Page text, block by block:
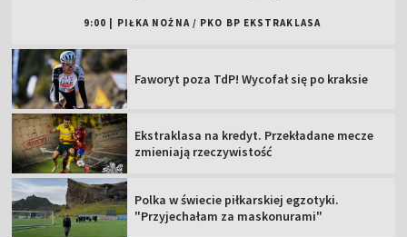
9:00 PIŁKA NOŻNA / PKO BP EKSTRAKLASA
Faworyt poza TdP! Wycofał się po kraksie
Ekstraklasa na kredyt. Przekładane mecze
zmieniają rzeczywistość
Polka w świecie piłkarskiej egzotyki.
"Przyjechałam za maskonurami"